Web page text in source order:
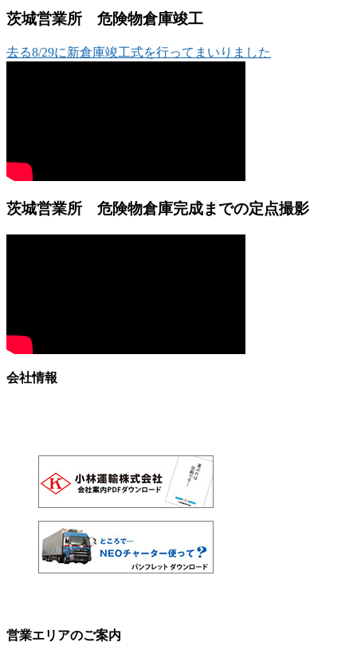
茨城営業所 危険物倉庫竣工
去る8/29に新倉庫竣工式を行ってまいりました
茨城営業所 危険物倉庫完成までの定点撮影
会社情報
営業エリアのご案内